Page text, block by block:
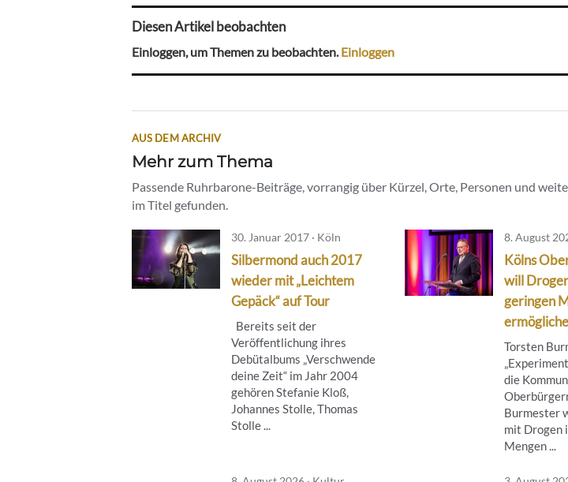
Diesen Artikel beobachten
Einloggen, um Themen zu beobachten.Einloggen
AUS DEM ARCHIV
Mehr zum Thema
Passende Ruhrbarone-Beiträge, vorrangig über Kürzel, Orte, Personen und
im Titel gefunden.
30. Januar 2017 · Köln
Silbermond auch 2017
wieder mit „Leichtem
Gepäck“ auf Tour
Bereits seit der
Veröffentlichung ihres
Debütalbums „Verschwende
deine Zeit“ im Jahr 2004
gehören Stefanie Kloß,
Johannes Stolle, Thomas
Stolle ...
8. August
Kölns
will
geringen
Torsten
die
Burmester
mit Drogen
Mengen ...